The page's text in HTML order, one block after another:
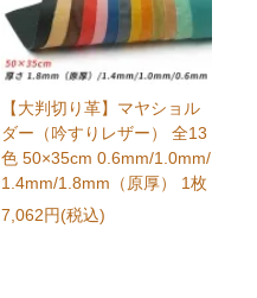
【大判切り革】マヤショル
ダー（吟すりレザー） 全13
色 50×35cm 0.6mm/1.0mm/
1.4mm/1.8mm（原厚） 1枚
7,062円(税込)